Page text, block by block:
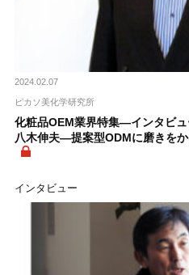
2024.02.07
ピカソ美化学研究所
化粧品OEM業界特集―インタビ
八木伸夫―提案型ODMに磨きを
インタビュー